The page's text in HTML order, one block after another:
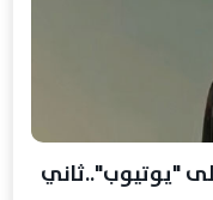
"يوتيوب"..ثاني